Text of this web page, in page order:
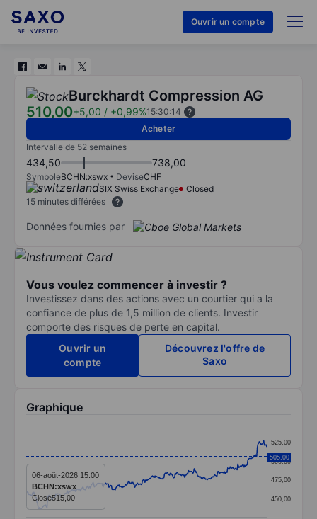
Ouvrir un compte
Burckhardt Compression AG
510,00+5,00 / +0,99%15:30:14
Acheter
Intervalle de 52 semaines
434,50 738,00
SymboleBCHN:xswx DeviseCHF
SIX Swiss Exchange
Closed
15 minutes différées
Données fournies par
Vous voulez commencer à investir ?
Investissez dans des actions avec un courtier qui a la
confiance de plus de 1,5 million de clients. Investir
comporte des risques de perte en capital.
Ouvrir un
compte
Découvrez l'offre de
Saxo
Graphique
Line chart with 383 data points.
The chart has 1 X axis displaying categories.
The chart has 1 Y axis displaying values. Data450,00
475,00
500,00
525,00
505,00
06-août-2026 15:00
BCHN:xswx
Close515,00